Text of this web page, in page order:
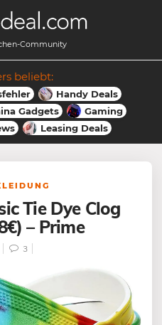
Community
beliebt:
Handy Deals
Gadgets
Gaming
Leasing Deals
Tie Dye Clog
– Prime
3